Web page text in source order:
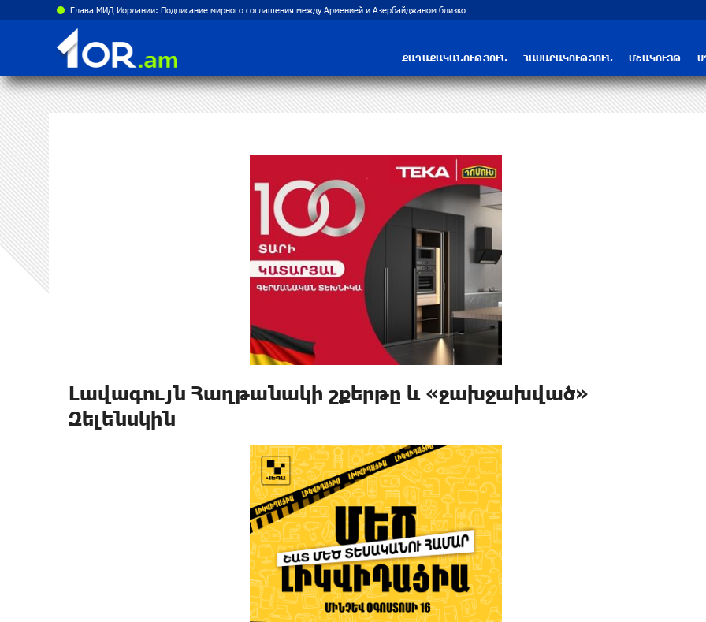
Глава МИД Иордании: Подписание мирного соглашения между Арменией и Азербайджаном близко
ՔԱՂԱՔԱԿԱՆՈՒԹՅՈՒՆ ՀԱՍԱՐԱԿՈՒԹՅՈՒՆ ՄՇԱԿՈՒՅԹ
Լավագույն Հաղթանակի շքերթը և «ջախջախված»
Զելենսկին